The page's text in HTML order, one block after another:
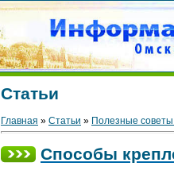
Статьи
Главная » Статьи » Полезные
Способы